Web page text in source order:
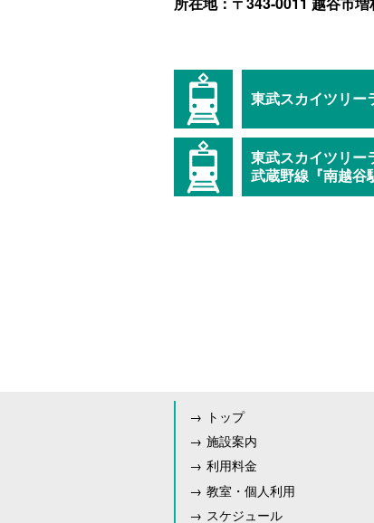
東武スカイツリー
東武スカイツリー
武蔵野線『南越谷
トップ
施設案内
利用料金
教室・個人利用
スケジュール